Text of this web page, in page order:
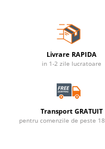
Livrare RAPIDA
in 1-2 zile lucratoare
Transport GRATUIT
pentru comenzile de peste